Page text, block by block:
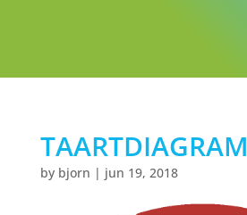
TAARTDIAGRAM
by bjorn | jun 19, 2018